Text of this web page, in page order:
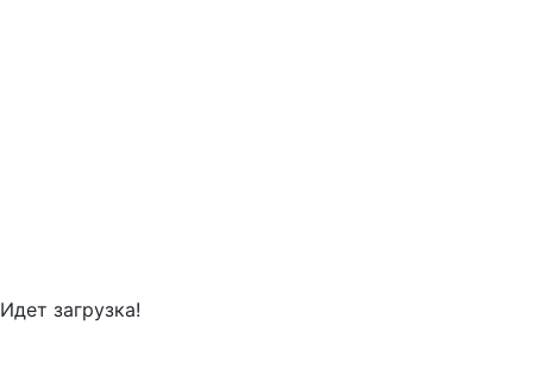
Идет загрузка!